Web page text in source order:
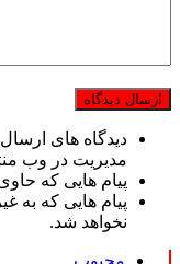
دیدگاه های
مدیریت در وب
پیام هایی که
پیام هایی که به
نخواهد شد.